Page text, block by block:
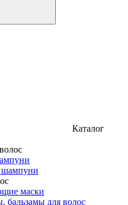
Каталог
шампуни
маски
бальзамы для волос